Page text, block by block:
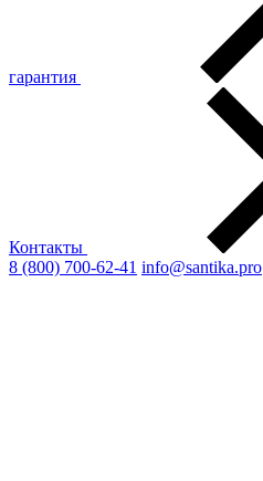
гарантия
Контакты
8 (800) 700-62-41 info@santika.pro